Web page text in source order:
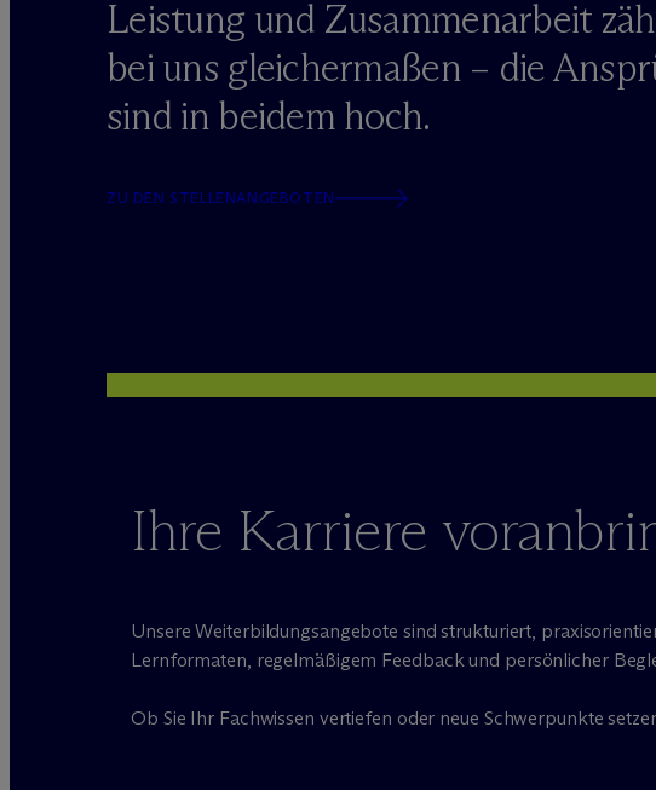
Leistung und Zusammenarbeit
bei uns gleichermaßen – die
sind in beidem hoch.
ZU DEN STELLENANGEBOTEN
Ihre Karriere
Unsere Weiterbildungsangebote sind strukturiert,
Lernformaten, regelmäßigem Feedback und persönlicher
Ob Sie Ihr Fachwissen vertiefen oder neue Schwerpunkte